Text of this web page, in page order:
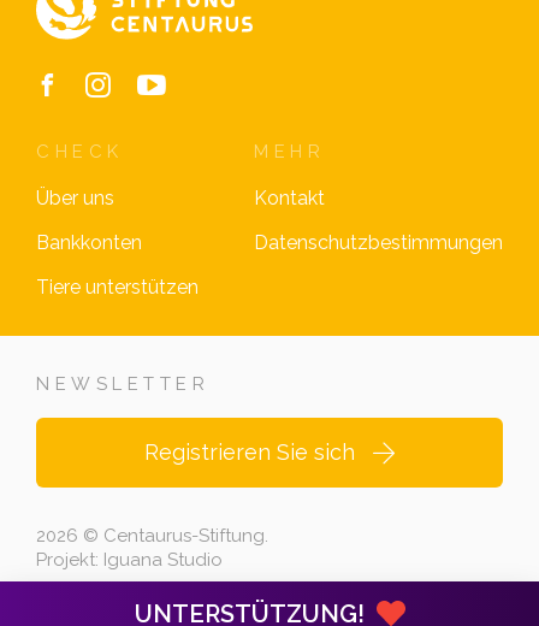
UNTERSTÜTZUNG!
CHECK
Über uns
Bankkonten
Tiere unterstützen
MEHR
Kontakt
Datenschutzbestimmungen
NEWSLETTER
Registrieren Sie sich
2026 © Centaurus-Stiftung.
Projekt: Iguana Studio